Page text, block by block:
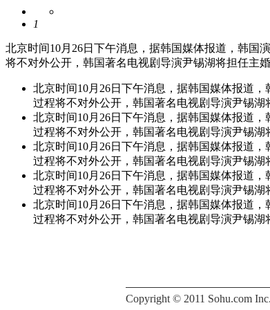
1
北京时间10月26日下午消息，据韩国媒体报道，韩国
将不对外公开，韩国著名电视剧导演尹锡湖将担任主
北京时间10月26日下午消息，据韩国媒体报道
过程将不对外公开，韩国著名电视剧导演尹锡
北京时间10月26日下午消息，据韩国媒体报道
过程将不对外公开，韩国著名电视剧导演尹锡
北京时间10月26日下午消息，据韩国媒体报道
过程将不对外公开，韩国著名电视剧导演尹锡
北京时间10月26日下午消息，据韩国媒体报道
过程将不对外公开，韩国著名电视剧导演尹锡
北京时间10月26日下午消息，据韩国媒体报道
过程将不对外公开，韩国著名电视剧导演尹锡
Copyright © 2011 Sohu.com